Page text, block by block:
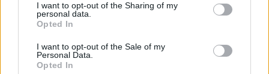
I want to opt-out of the Sharing of my
personal data.
Opted In
I want to opt-out of the Sale of my
Personal Data.
Opted In
Ce partid ați vota dacă alegerile parlamentare ar avea
USR
PNL